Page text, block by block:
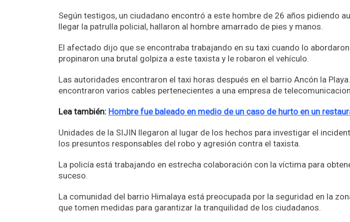
Según testigos, un ciudadano encontró a este hombre de 26 años pidiendo
llegar la patrulla policial, hallaron al hombre amarrado de pies y manos.
El afectado dijo que se encontraba trabajando en su taxi cuando lo
propinaron una brutal golpiza a este taxista y le robaron el vehículo.
Las autoridades encontraron el taxi horas después en el barrio Ancón la
encontraron varios cables pertenecientes a una empresa de
Lea también: Hombre fue baleado en medio de un caso de hurto en un
Unidades de la SIJIN llegaron al lugar de los hechos para investigar el
los presuntos responsables del robo y agresión contra el taxista.
La policía está trabajando en estrecha colaboración con la víctima para
suceso.
La comunidad del barrio Himalaya está preocupada por la seguridad en la
que tomen medidas para garantizar la tranquilidad de los ciudadanos.